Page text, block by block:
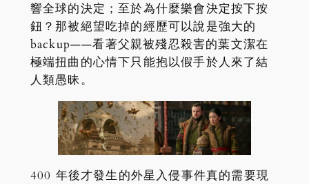
響全球的決定；至於為什麼樂會決定按下按
鈕？那被絕望吃掉的經歷可以說是強大的
backup——看著父親被殘忍殺害的葉文潔在
極端扭曲的心情下只能抱以假手於人來了結
人類愚昧。
400 年後才發生的外星入侵事件真的需要現